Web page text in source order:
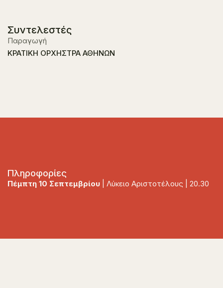
Συντελεστές
Παραγωγή
ΚΡΑΤΙΚΗ ΟΡΧΗΣΤΡΑ ΑΘΗΝΩΝ
Πληροφορίες
Πέμπτη 10 Σεπτεμβρίου | Λύκειο Αριστοτέλους | 20.30